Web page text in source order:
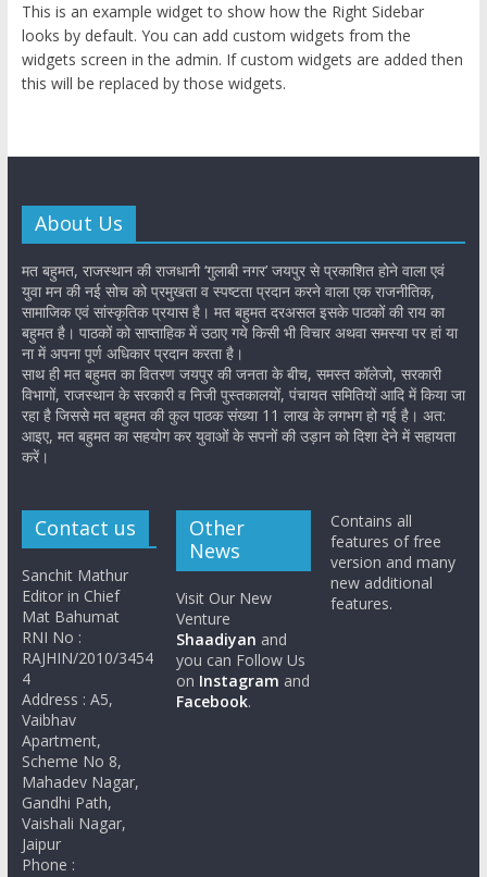
This is an example widget to show how the Right Sidebar
looks by default. You can add custom widgets from the
widgets screen in the admin. If custom widgets are added then
this will be replaced by those widgets.
About Us
मत बहुमत, राजस्थान की राजधानी ‘गुलाबी नगर’ जयपुर से प्रकाशित होने वाला एवं
युवा मन की नई सोच को प्रमुखता व स्पष्टता प्रदान करने वाला एक राजनीतिक,
सामाजिक एवं सांस्कृतिक प्रयास है। मत बहुमत दरअसल इसके पाठकों की राय का
बहुमत है। पाठकों को साप्ताहिक में उठाए गये किसी भी विचार अथवा समस्या पर हां या
ना में अपना पूर्ण अधिकार प्रदान करता है।
साथ ही मत बहुमत का वितरण जयपुर की जनता के बीच, समस्त कॉलेजो, सरकारी
विभागों, राजस्थान के सरकारी व निजी पुस्तकालयों, पंचायत समितियों आदि में किया जा
रहा है जिससे मत बहुमत की कुल पाठक संख्या 11 लाख के लगभग हो गई है। अत:
आइए, मत बहुमत का सहयोग कर युवाओं के सपनों की उड़ान को दिशा देने में सहायता
करें।
Contact us
Sanchit Mathur
Editor in Chief
Mat Bahumat
RNI No :
RAJHIN/2010/3454
4
Address : A5,
Vaibhav
Apartment,
Scheme No 8,
Mahadev Nagar,
Gandhi Path,
Vaishali Nagar,
Jaipur
Phone :
Other
News
Visit Our New
Venture
Shaadiyan and
you can Follow Us
on Instagram and
Facebook.
Contains all
features of free
version and many
new additional
features.